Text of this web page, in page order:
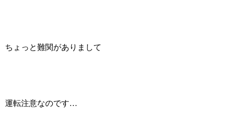
ちょっと難関がありまして
運転注意なのです…